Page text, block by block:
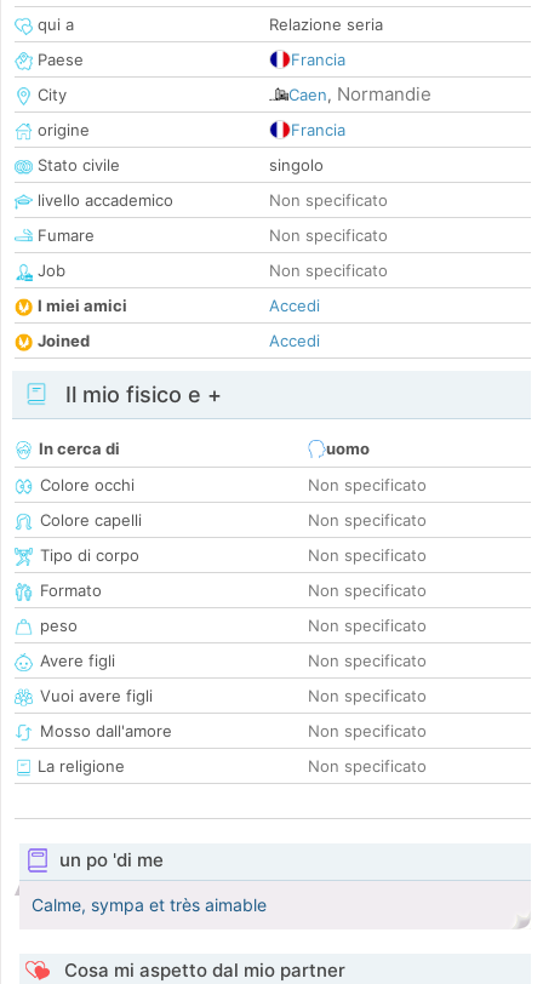
qui a
Relazione seria
Paese
Francia
City
Caen, Normandie
origine
Francia
Stato civile
singolo
livello accademico
Non specificato
Fumare
Non specificato
Job
Non specificato
I miei amici
Accedi
Joined
Accedi
Il mio fisico e +
In cerca di
uomo
Colore occhi
Non specificato
Colore capelli
Non specificato
Tipo di corpo
Non specificato
Formato
Non specificato
peso
Non specificato
Avere figli
Non specificato
Vuoi avere figli
Non specificato
Mosso dall'amore
Non specificato
La religione
Non specificato
un po 'di me
Calme, sympa et très aimable
Cosa mi aspetto dal mio partner